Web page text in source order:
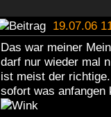
19.07.06
Das war meiner
darf nur wieder mal
ist meist der
sofort was